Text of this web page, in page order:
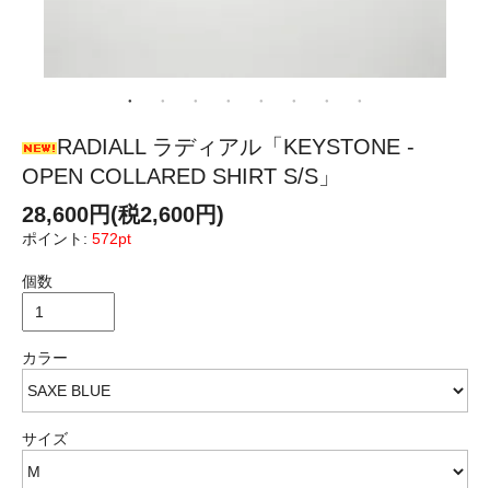
RADIALL ラディアル「KEYSTONE -
OPEN COLLARED SHIRT S/S」
28,600円(税2,600円)
ポイント: 572pt
個数
カラー
サイズ